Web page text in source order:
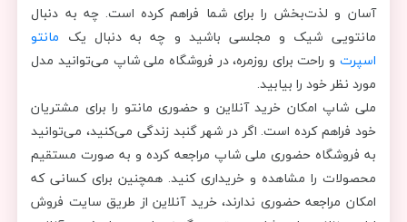
آسان و لذت‌بخش را برای شما فراهم کرده است. چه به دنبال
مانتویی شیک و مجلسی باشید و چه به دنبال یک مانتو
اسپرت و راحت برای روزمره، در فروشگاه ملی شاپ می‌توانید مدل
مورد نظر خود را بیابید.
ملی شاپ امکان خرید آنلاین و حضوری مانتو را برای مشتریان
خود فراهم کرده است. اگر در شهر گنبد زندگی می‌کنید، می‌توانید
به فروشگاه حضوری ملی شاپ مراجعه کرده و به صورت مستقیم
محصولات را مشاهده و خریداری کنید. همچنین برای کسانی که
امکان مراجعه حضوری ندارند، خرید آنلاین از طریق سایت فروش